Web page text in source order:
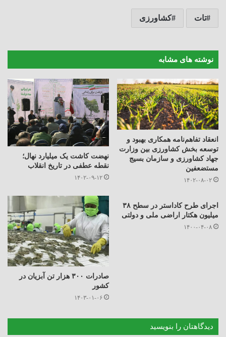
تات کشاورزی
نوشته های مشابه
انعقاد تفاهم‌نامه همکاری بهبود و
توسعه بخش کشاورزی بین وزارت
جهاد کشاورزی و سازمان بسیج
مستضعفین
۱۴۰۲-۰۸-۰۲
نهضت کاشت یک میلیارد نهال؛
نقطه عطفی در تاریخ انقلاب
۱۴۰۲-۰۹-۱۲
اجرای طرح کاداستر در سطح ۳۸
میلیون هکتار اراضی ملی و دولتی
۱۴۰۰-۰۴-۰۸
صادرات ۳۰۰ هزار تن آبزیان در
کشور
۱۴۰۳-۰۱-۰۶
دیدگاهتان را بنویسید